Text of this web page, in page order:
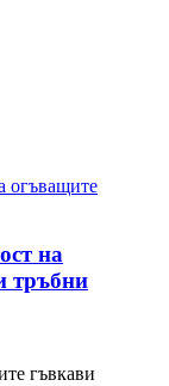
на
тръбни
гъвкави